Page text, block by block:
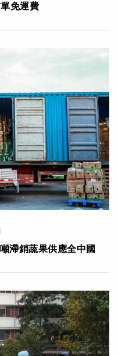
免運費
滯銷蔬果供應全中國